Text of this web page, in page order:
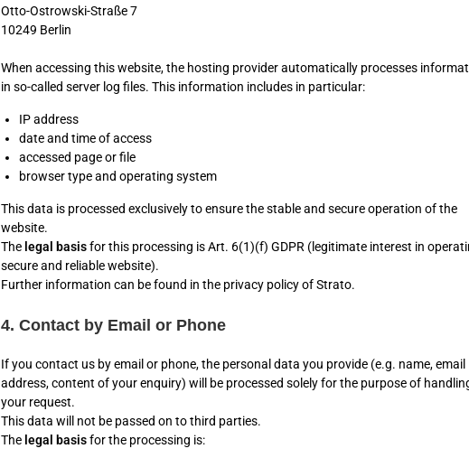
Otto-Ostrowski-Straße 7
10249 Berlin
When accessing this website, the hosting provider automatically processes
in so-called server log files. This information includes in particular:
IP address
date and time of access
accessed page or file
browser type and operating system
This data is processed exclusively to ensure the stable and secure operation of the
website.
The legal basisfor this processing is Art. 6(1)(f) GDPR (legitimate interest in
secure and reliable website).
Further information can be found in the privacy policy of Strato.
4. Contact by Email or Phone
If you contact us by email or phone, the personal data you provide (e.g. name, email
address, content of your enquiry) will be processed solely for the purpose of
your request.
This data will not be passed on to third parties.
The legal basisfor the processing is: